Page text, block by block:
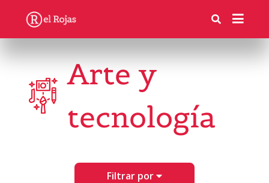
Arte y
tecnología
Filtrar por